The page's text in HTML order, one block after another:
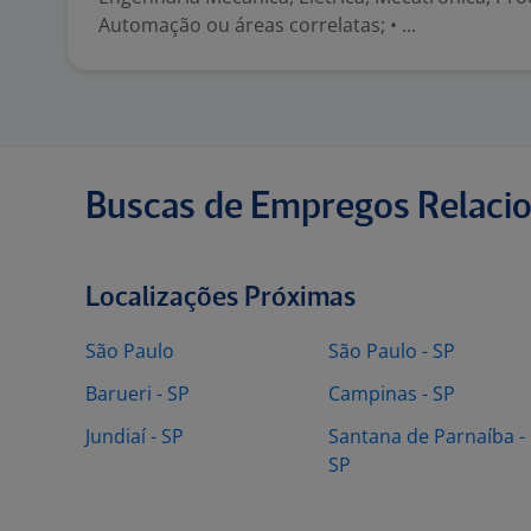
Automação ou áreas correlatas; • ...
Buscas de Empregos
Localizações Próximas
São Paulo
Barueri - SP
Jundiaí - SP
São Paulo - SP
Campinas - SP
Santana de Parnaíba -
SP